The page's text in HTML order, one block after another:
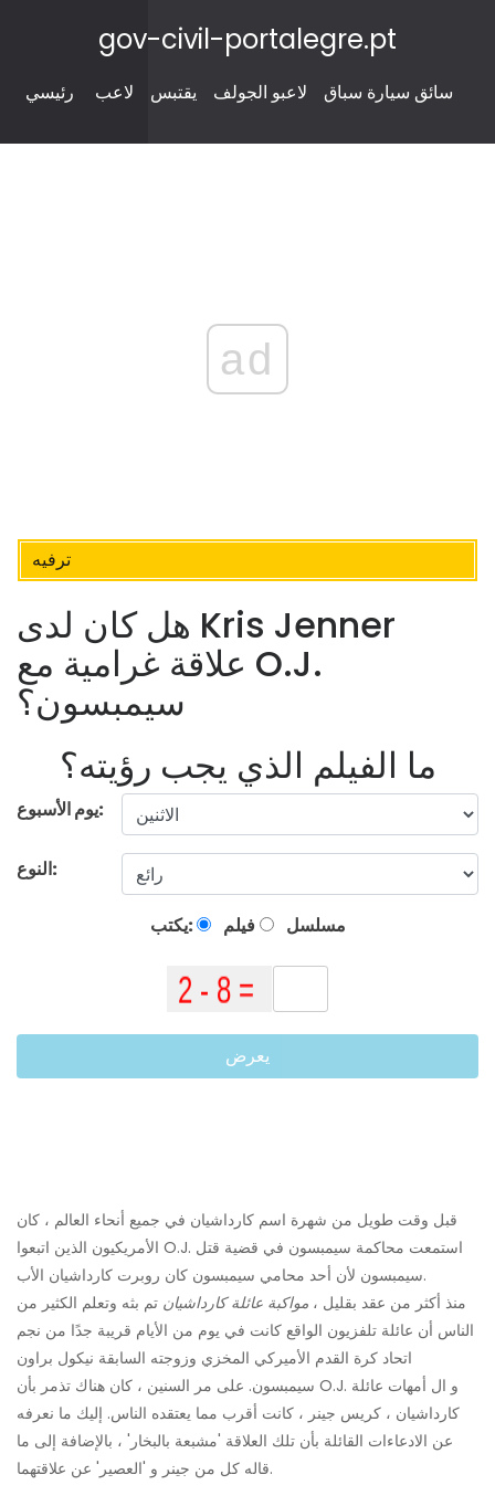
gov-civil-portalegre.pt
رئيسي لاعب يقتبس لاعبو الجولف سائق سيارة سباق
ad
ترفيه
هل كان لدى Kris Jenner
علاقة غرامية مع O.J.
سيمبسون؟
ما الفيلم الذي يجب رؤيته؟
يوم الأسبوع:
النوع:
يكتب: فيلم مسلسل
يعرض
قبل وقت طويل من شهرة اسم كارداشيان في جميع أنحاء العالم ، كان
الأمريكيون الذين اتبعوا O.J. استمعت محاكمة سيمبسون في قضية قتل
سيمبسون لأن أحد محامي سيمبسون كان روبرت كارداشيان الأب.
منذ أكثر من عقد بقليل ، مواكبة عائلة كارداشيان تم بثه وتعلم الكثير من
الناس أن عائلة تلفزيون الواقع كانت في يوم من الأيام قريبة جدًا من نجم
اتحاد كرة القدم الأميركي المخزي وزوجته السابقة نيكول براون
سيمبسون. على مر السنين ، كان هناك تذمر بأن O.J. و ال أمهات عائلة
كارداشيان ، كريس جينر ، كانت أقرب مما يعتقده الناس. إليك ما نعرفه
عن الادعاءات القائلة بأن تلك العلاقة 'مشبعة بالبخار' ، بالإضافة إلى ما
قاله كل من جينر و 'العصير' عن علاقتهما.